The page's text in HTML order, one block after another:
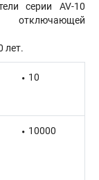
серии AV-10
отключающей
лет.
10
10000